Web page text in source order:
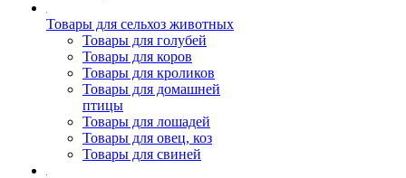
Товары для сельхоз животных
Товары для голубей
Товары для коров
Товары для кроликов
Товары для домашней
птицы
Товары для лошадей
Товары для овец, коз
Товары для свиней